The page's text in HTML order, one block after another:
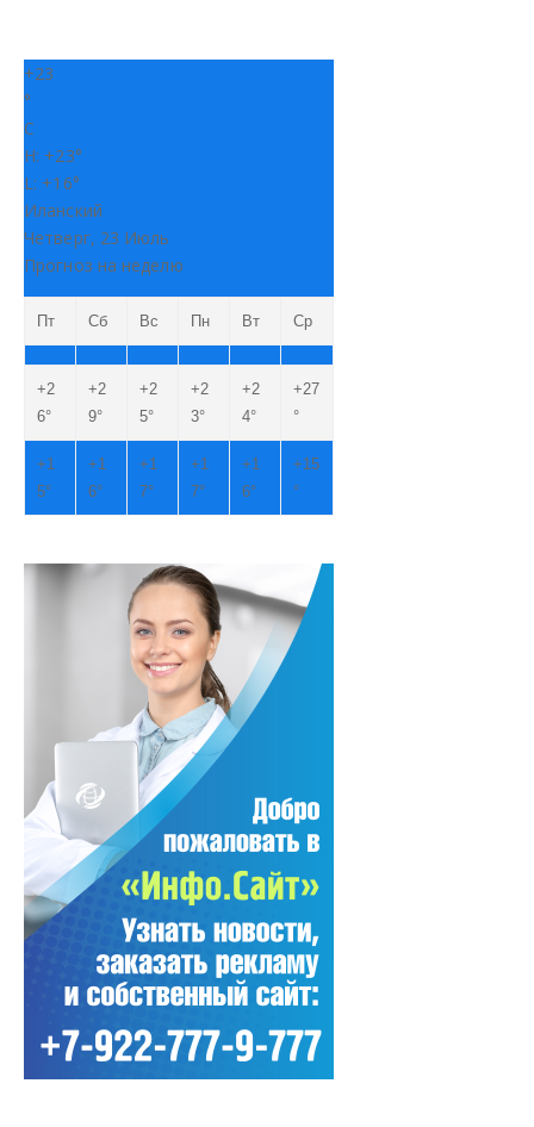
+23
°
C
H: +23°
L: +16°
Иланский
Четверг, 23 Июль
Прогноз на неделю
Пт Сб Вс Пн Вт Ср
+2
6°
+2
9°
+2
5°
+2
3°
+2
4°
+27
°
+1
5°
+1
6°
+1
7°
+1
7°
+1
6°
+15
°